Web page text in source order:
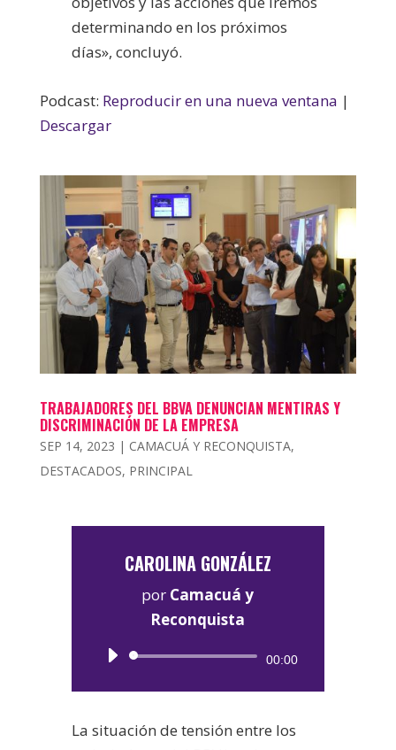
determinando en los próximos
días», concluyó.
Podcast: Reproducir en una nueva ventana |
Descargar
TRABAJADORES DEL BBVA DENUNCIAN MENTIRAS Y
DISCRIMINACIÓN DE LA EMPRESA
SEP 14, 2023 | CAMACUÁ Y RECONQUISTA,
DESTACADOS, PRINCIPAL
CAROLINA GONZÁLEZ
por Camacuá y
Reconquista
Reproductor
00:00
La situación de tensión entre los